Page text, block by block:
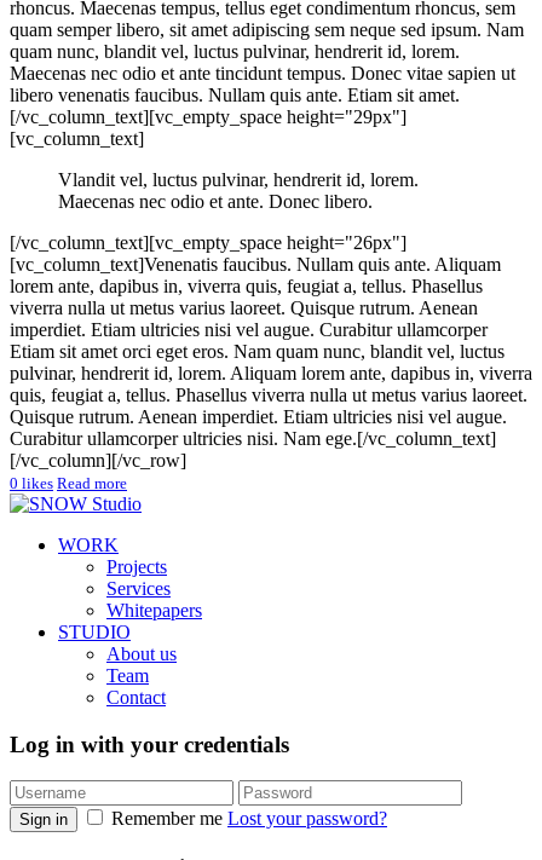
rhoncus. Maecenas tempus, tellus eget condimentum rhoncus, sem
quam semper libero, sit amet adipiscing sem neque sed ipsum. Nam
quam nunc, blandit vel, luctus pulvinar, hendrerit id, lorem.
Maecenas nec odio et ante tincidunt tempus. Donec vitae sapien ut
libero venenatis faucibus. Nullam quis ante. Etiam sit amet.
[/vc_column_text][vc_empty_space height="29px"]
[vc_column_text]
Vlandit vel, luctus pulvinar, hendrerit id, lorem.
Maecenas nec odio et ante. Donec libero.
[/vc_column_text][vc_empty_space height="26px"]
[vc_column_text]Venenatis faucibus. Nullam quis ante. Aliquam
lorem ante, dapibus in, viverra quis, feugiat a, tellus. Phasellus
viverra nulla ut metus varius laoreet. Quisque rutrum. Aenean
imperdiet. Etiam ultricies nisi vel augue. Curabitur ullamcorper
Etiam sit amet orci eget eros. Nam quam nunc, blandit vel, luctus
pulvinar, hendrerit id, lorem. Aliquam lorem ante, dapibus in, viverra
quis, feugiat a, tellus. Phasellus viverra nulla ut metus varius laoreet.
Quisque rutrum. Aenean imperdiet. Etiam ultricies nisi vel augue.
Curabitur ullamcorper ultricies nisi. Nam ege.[/vc_column_text]
[/vc_column][/vc_row]
0 likes Read more
WORK
Projects
Services
Whitepapers
STUDIO
About us
Team
Contact
Log in with your credentials
Sign in Remember me Lost your password?